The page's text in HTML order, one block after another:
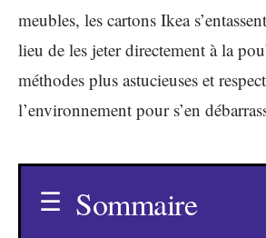
meubles, les cartons Ikea
lieu de les jeter directement à la
méthodes plus astucieuses et
l’environnement pour s’en
Sommaire